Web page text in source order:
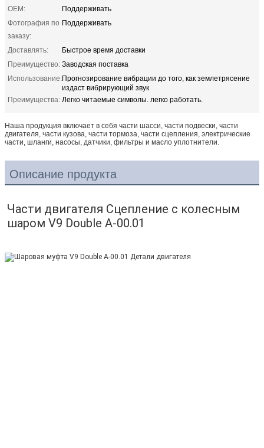
OEM:
Поддерживать
Фотография по
заказу:
Поддерживать
Доставлять:
Быстрое время доставки
Преимущество: Заводская поставка
Использование:Прогнозирование вибрации до того, как землетрясение
издаст вибрирующий звук
Преимущества: Легко читаемые символы. легко работать.
Наша продукция включает в себя части шасси, части подвески, части
двигателя, части кузова, части тормоза, части сцепления, электрические
части, шланги, насосы, датчики, фильтры и масло уплотнители.
Описание продукта
Части двигателя Сцепление с колесным
шаром V9 Double A-00.01